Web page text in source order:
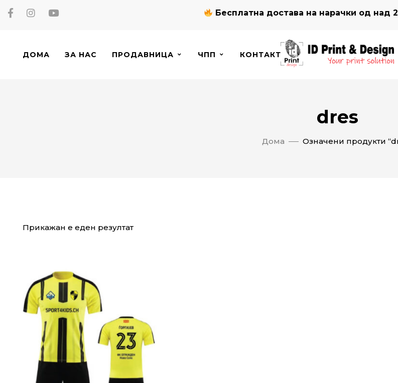
Бесплатна достава на нарачки од над
ДОМА ЗА НАС ПРОДАВНИЦА ЧПП КОНТАКТ
dres
Дома Означени продукти
Прикажан е еден резултат